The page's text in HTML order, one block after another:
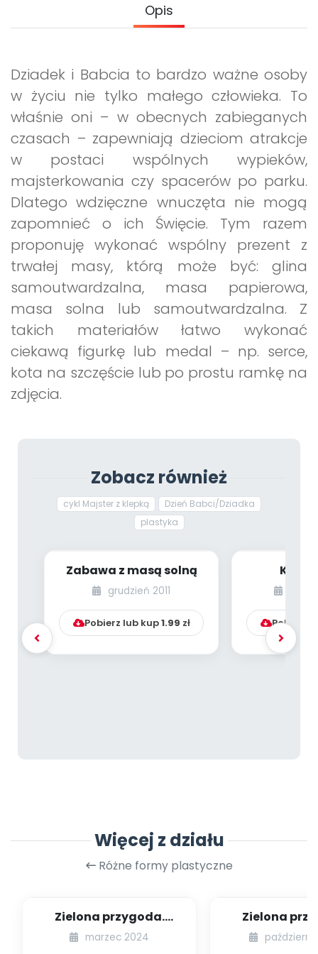
Archiwalne numeryOpis
Dziadek i Babcia to bardzo ważne osoby
w życiu nie tylko małego człowieka. To
właśnie oni – w obecnych zabieganych
czasach – zapewniają dzieciom atrakcje
w postaci wspólnych wypieków,
majsterkowania czy spacerów po parku.
Dlatego wdzięczne wnuczęta nie mogą
zapomnieć o ich Święcie. Tym razem
proponuję wykonać wspólny prezent z
trwałej masy, którą może być: glina
samoutwardzalna, masa papierowa,
masa solna lub samoutwardzalna. Z
takich materiałów łatwo wykonać
ciekawą figurkę lub medal – np. serce,
kota na szczęście lub po prostu ramkę na
zdjęcia.
Zobacz również
cykl Majster z klepką
Dzień Babci/Dziadka
plastyka
Zabawa z masą solną
grudzień 2011
Pobierz lub kup1.99 zł Pobierz
Więcej z działu
Różne formy plastyczne
Zielona przygoda.
Wiosenny medal
marzec 2024
Zielona